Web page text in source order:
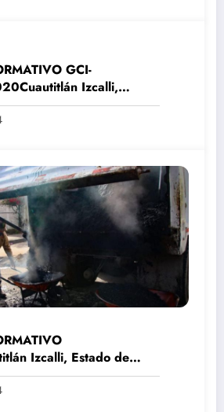
GCI-
Izcalli,
12 de enero del 2024
Izcalli, Estado de
del 2024